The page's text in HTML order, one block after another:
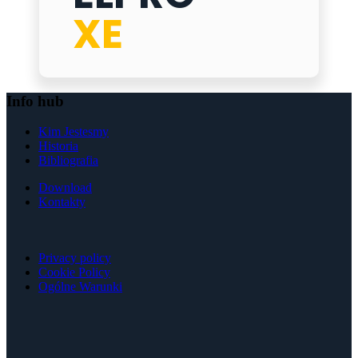
XE
Info hub
Kim Jestesmy
Historia
Bibliografia
Download
Kontakty
Privacy policy
Cookie Policy
Ogólne Warunki